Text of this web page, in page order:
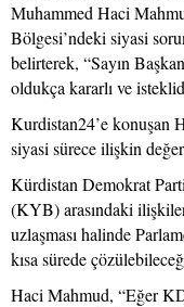
Muhammed Haci
Bölgesi’ndeki siyasi
belirterek, “Sayın
oldukça kararlı ve
Kurdistan24’e konuşan
siyasi sürece ilişkin
Kürdistan Demokrat
(KYB) arasındaki
uzlaşması halinde
kısa sürede
Haci Mahmud, “Eğer